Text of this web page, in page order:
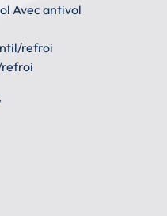
Avec antivol
refroi
refroi